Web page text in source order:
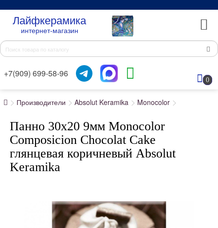
Лайфкерамика
интернет-магазин
+7(909) 699-58-96
0
Производители Absolut Keramika Monocolor
Панно 30x20 9мм Monocolor
Composicion Chocolat Cake
глянцевая коричневый Absolut
Keramika